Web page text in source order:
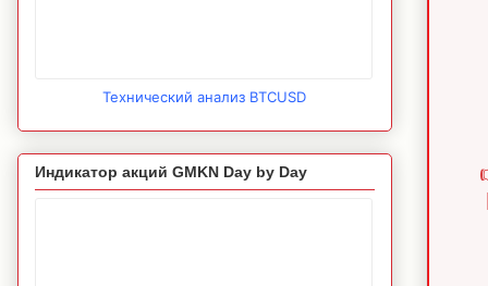
Технический анализ BTCUSD
Индикатор акций GMKN Day by Day